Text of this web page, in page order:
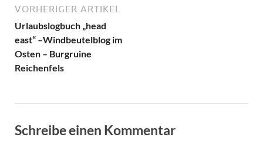
VORHERIGER ARTIKEL
Urlaubslogbuch „head
east“ –Windbeutelblog im
Osten – Burgruine
Reichenfels
Schreibe einen Kommentar